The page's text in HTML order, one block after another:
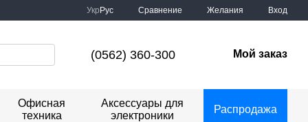
Укр Рус Сравнение Желания Вход
(0562) 360-300 Мой заказ
Офисная
техника
Аксессуары для
электроники
Распродажа